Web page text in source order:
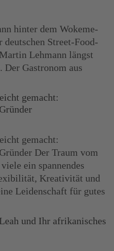
hinter dem Wokeme-
deutschen Street-Food-
Lehmann längst
Der Gastronom aus
gemacht:
gemacht:
Der Traum vom
ein spannendes
Kreativität und
Leidenschaft für gutes
und Ihr afrikanisches